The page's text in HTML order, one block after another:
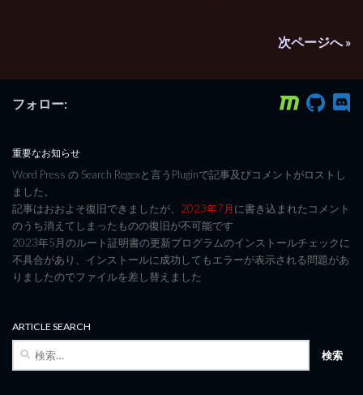
次ページへ »
フォロー:
重要なお知らせ
Word Press の Search Regexと言うPluginで記事及びコメントがロストし
ました。
記事はおおよそ復旧できましたが、 2023年7月に書き込まれたコメント
のうち消えてしまったものの復旧が不可能です
2023年5月のルート証明書の更新プログラムのインストールチェックに
不具合があり、インストールに成功してもエラーが表示される問題があ
りましたのでファイルを差し替えました
ARTICLE SEARCH